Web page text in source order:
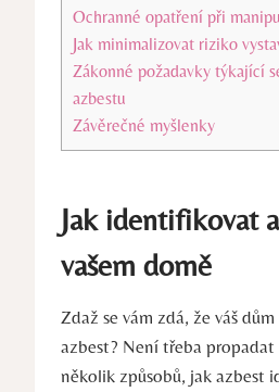
Ochranné opatření při
Jak minimalizovat riziko
Zákonné‌ požadavky týkající
azbestu
Závěrečné myšlenky
Jak identifikovat
vašem domě
Zdaž‍ se ⁢vám zdá, že váš
azbest? Není třeba propadat
‍několik způsobů, ‍jak⁤ azbest